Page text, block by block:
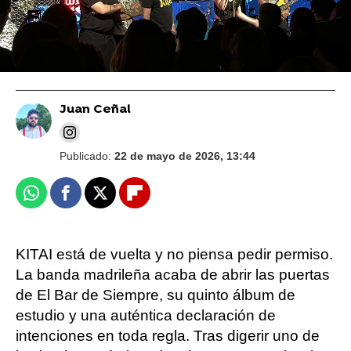
Juan Ceñal
Publicado: 22 de mayo de 2026, 13:44
WhatsappFacebook
X Flipboard
KITAI está de vuelta y no piensa pedir permiso.
La banda madrileña acaba de abrir las puertas
de El Bar de Siempre, su quinto álbum de
estudio y una auténtica declaración de
intenciones en toda regla. Tras digerir uno de